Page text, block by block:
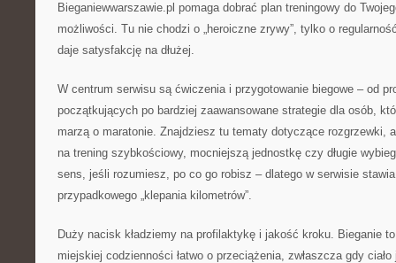
Bieganiewwarszawie.pl pomaga dobrać plan treningowy do
możliwości. Tu nie chodzi o „heroiczne zrywy”, tylko o
daje satysfakcję na dłużej.
W centrum serwisu są ćwiczenia i przygotowanie biegowe – od
początkujących po bardziej zaawansowane strategie dla osób,
marzą o maratonie. Znajdziesz tu tematy dotyczące rozgrzewki,
na trening szybkościowy, mocniejszą jednostkę czy długie
sens, jeśli rozumiesz, po co go robisz – dlatego w serwisie
przypadkowego „klepania kilometrów”.
Duży nacisk kładziemy na profilaktykę i jakość kroku. Bieganie
miejskiej codzienności łatwo o przeciążenia, zwłaszcza gdy